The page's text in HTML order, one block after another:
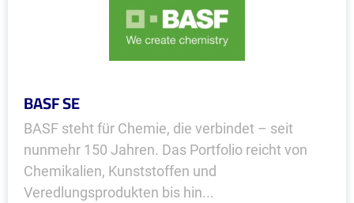
BASF SE
BASF steht für Chemie, die verbindet – seit
nunmehr 150 Jahren. Das Portfolio reicht von
Chemikalien, Kunststoffen und
Veredlungsprodukten bis hin...